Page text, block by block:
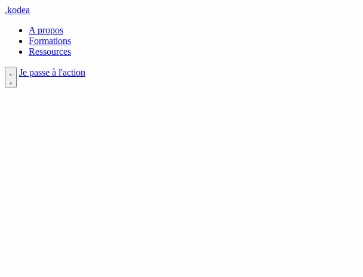
.kodea
A propos
Formations
Ressources
Je passe à l'action